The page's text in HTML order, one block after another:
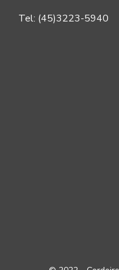
Tel: (45)3223-5940